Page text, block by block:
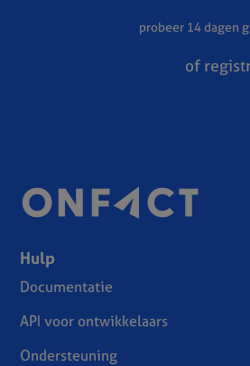
probeer 14 dagen
of
Hulp
Documentatie
API voor ontwikkelaars
Ondersteuning